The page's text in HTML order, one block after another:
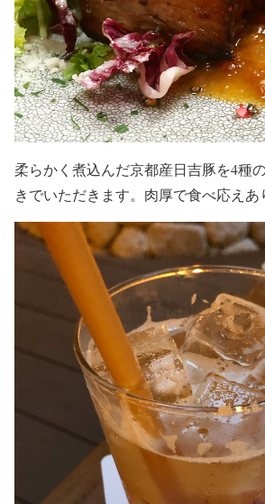
柔らかく煮込んだ京都産日吉豚を4種
きでいただきます。肉厚で食べ応えあ